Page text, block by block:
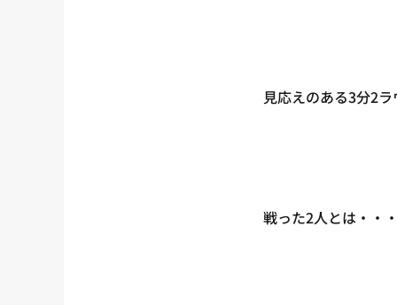
見応えのある3分2
戦った2人とは・・